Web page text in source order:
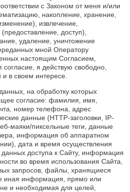
Луганск
Мариуполь
Мурманск
Набережные Челны
Нижнекамск
Нижний Новгород
Новосибирск
Омск
Оренбург
Пермь
Петрозаводск
Ростов на Дону
с Законом от меня и/или
накопление, хранение,
извлечение,
доступ),
удаление, уничтожение
мной Оператору
настоящим Согласием,
я действую свободно,
в своем интересе.
на обработку которых
согласие: фамилия, имя,
номер телефона, адрес
данные (HTTP-заголовки, IP-
маяки/пиксельные теги, данные
информация об аппаратном
дата и время осуществления
доступа к Сайту, информация
во время использования Сайта,
запросов, файлы, хранящиеся
иная информация, прямо или
и необходимая для целей,